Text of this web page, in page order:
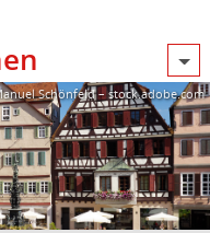
Schönfeld – stock.adobe.com